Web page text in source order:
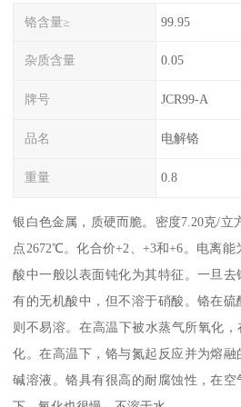
铬含量≥ 99.95
杂质含量 0.05
牌号 JCR99-A
品名 电解铬
重量 0.8
银白色金属，质硬而脆。密度7.20克/立
点2672℃。化合价+2、+3和+6。电离能
酸中一般以表面钝化为其特征。一旦
有的无机酸中，但不溶于硝酸。铬在
则不易溶。在高温下被水蒸气所氧化
化。在高温下，铬与氮起反应并为熔
碱溶液。铬具有很高的耐腐蚀性，在